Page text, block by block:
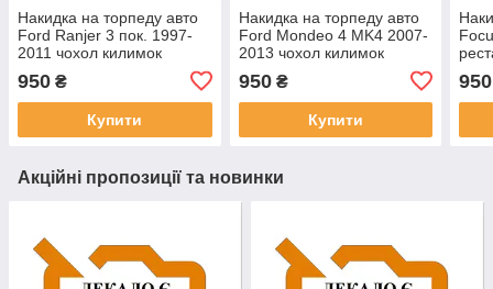
Накидка на торпеду авто
Ford Ranjer 3 пок. 1997-
2011 чохол килимок
приладів Форд Рейнджер
950 ₴
Купити
Накидка на торпеду авто
Ford Mondeo 4 MK4 2007-
2013 чохол килимок
приладів Форд Мондео 4
950₴
Купити
950
Акційні пропозиції та новинки